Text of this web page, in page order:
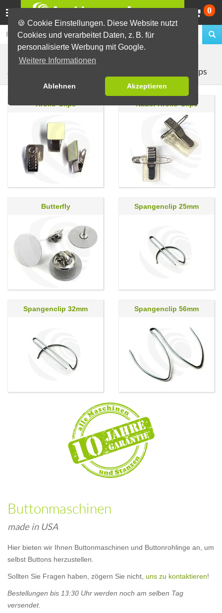
🍪 Cookie Einstellungen. Diese Website nutzt
Cookies und verarbeitet Daten, z. B. für
personalisierte Werbung mit Google.
Weitere Informationen
Ablehnen Akzeptieren
0
Buttons selber machen
Material zur Buttonherstellung
Zubehör
Clips
Kroko-Clips Nadel-Kroko-Clips
Butterfly Spangenclip 25mm
Spangenclip 32mm Spangenclip 56mm
Buttonmaschinen
made in USA
Hier bieten wir Ihnen Buttonmaschinen und Buttonrohlinge an, um
selbst Buttons herzustellen.
Sollten Sie Fragen haben, zögern Sie nicht, uns zu kontaktieren!
Bestellungen bis 13:30 Uhr werden noch am selben Tag
versendet.